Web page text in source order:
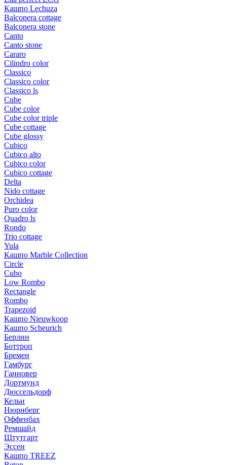
Кашпо Lechuza
Balconera cottage
Balconera stone
Canto
Canto stone
Cararo
Cilindro color
Classico
Classico color
Classico ls
Cube
Cube color
Cube color triple
Cube cottage
Cube glossy
Cubico
Cubico alto
Cubico color
Cubico cottage
Delta
Nido cottage
Orchidea
Puro color
Quadro ls
Rondo
Trio cottage
Yula
Кашпо Marble Collection
Circle
Cubo
Low Rombo
Rectangle
Rombo
Trapezoid
Кашпо Nieuwkoop
Кашпо Scheurich
Берлин
Боттроп
Бремен
Гамбург
Ганновер
Дортмунд
Дюссельдорф
Кельн
Нюрнберг
Оффенбах
Ремшайд
Штутгарт
Эссен
Кашпо TREEZ